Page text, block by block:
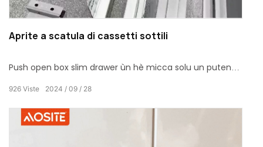
Aprite a scatula di cassetti sottili
Push open box slim drawer ùn hè micca solu un putente
spaziu di casa bellu è praticu per voi cù u so design
ultra-sottile, u so funziunamentu convenientu, super-
2024 09 28
926 Viste